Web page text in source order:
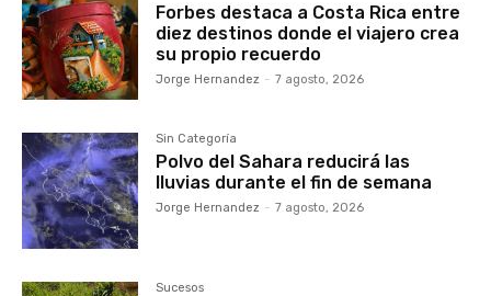
Forbes destaca a Costa Rica entre
diez destinos donde el viajero crea
su propio recuerdo
Jorge Hernandez - 7 agosto, 2026
Sin Categoría
Polvo del Sahara reducirá las
lluvias durante el fin de semana
Jorge Hernandez - 7 agosto, 2026
Sucesos